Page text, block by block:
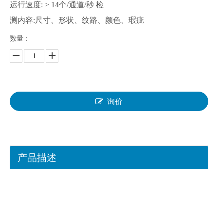
运行速度: > 14个/通道/秒 检
测内容:尺寸、形状、纹路、颜色、瑕疵
数量：
询价
产品描述